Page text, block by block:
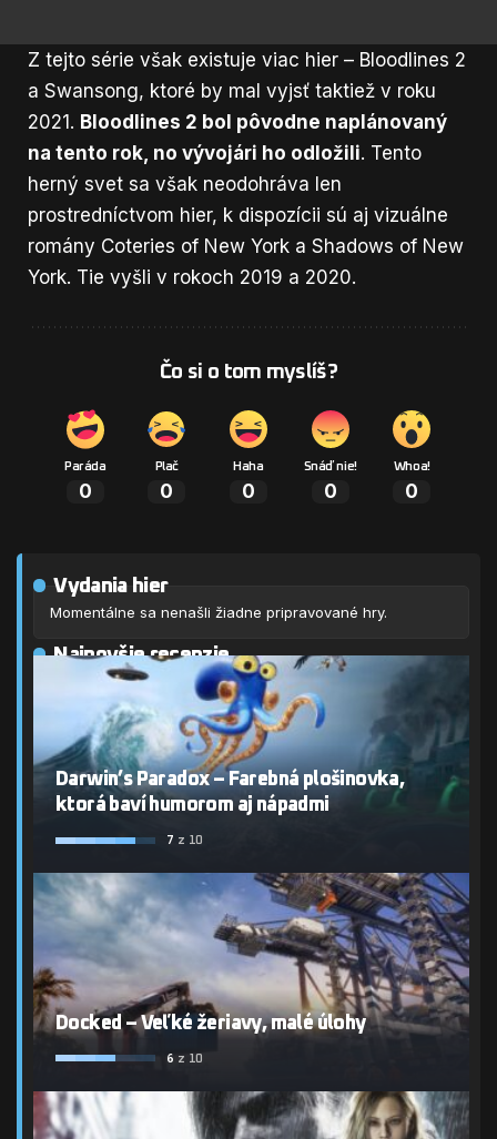
Z tejto série však existuje viac hier – Bloodlines 2
a Swansong, ktoré by mal vyjsť taktiež v roku
2021. Bloodlines 2 bol pôvodne naplánovaný
na tento rok, no vývojári ho odložili. Tento
herný svet sa však neodohráva len
prostredníctvom hier, k dispozícii sú aj vizuálne
romány Coteries of New York a Shadows of New
York. Tie vyšli v rokoch 2019 a 2020.
Čo si o tom myslíš?
Paráda
0
Plač
0
Haha
0
Snáď nie!
0
Whoa!
0
Vydania hier
Momentálne sa nenašli žiadne pripravované hry.
Najnovšie recenzie
Darwin’s Paradox – Farebná plošinovka,
ktorá baví humorom aj nápadmi
7 z 10
Docked – Veľké žeriavy, malé úlohy
6 z 10